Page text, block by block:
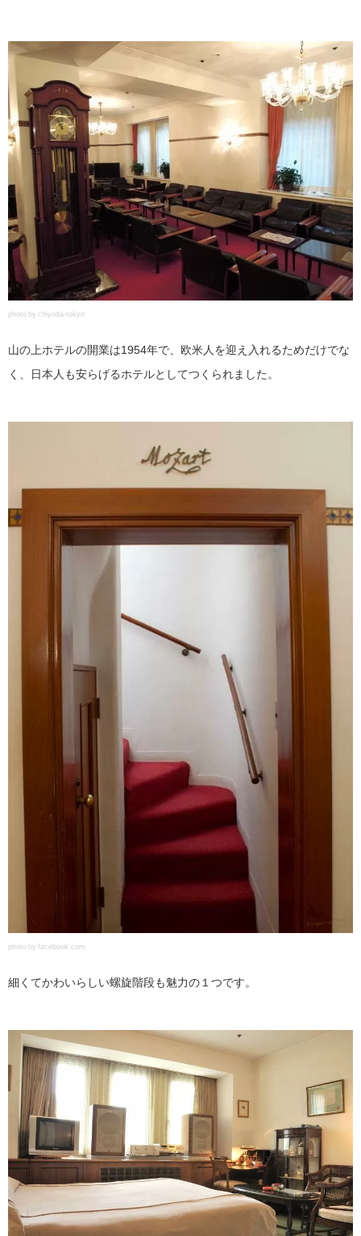
photo by chiyoda-tokyo
山の上ホテルの開業は1954年で、欧米人を迎え入れるためだけでな
く、日本人も安らげるホテルとしてつくられました。
photo by facebook.com
細くてかわいらしい螺旋階段も魅力の１つです。